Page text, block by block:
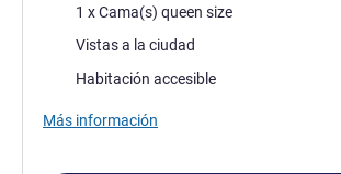
Ropa de cama
1 x Cama(s) queen size
Views :Vistas a la ciudad
Habitación accesible
Más información